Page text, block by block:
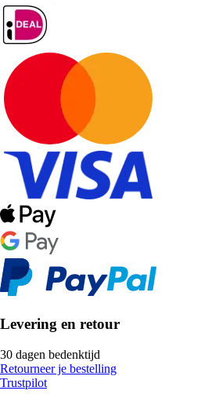
Levering en retour
30 dagen bedenktijd
Retourneer je bestelling
Trustpilot